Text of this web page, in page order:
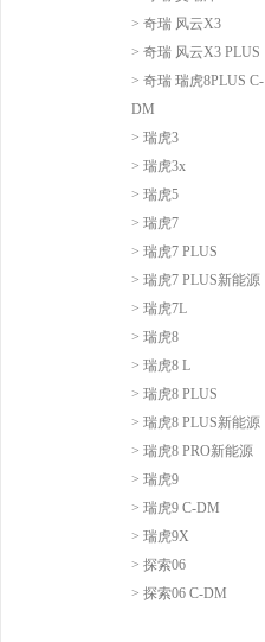
> 奇瑞 风云X3
> 奇瑞 风云X3 PLUS
> 奇瑞 瑞虎8PLUS C-
DM
> 瑞虎3
> 瑞虎3x
> 瑞虎5
> 瑞虎7
> 瑞虎7 PLUS
> 瑞虎7 PLUS新能源
> 瑞虎7L
> 瑞虎8
> 瑞虎8 L
> 瑞虎8 PLUS
> 瑞虎8 PLUS新能源
> 瑞虎8 PRO新能源
> 瑞虎9
> 瑞虎9 C-DM
> 瑞虎9X
> 探索06
> 探索06 C-DM